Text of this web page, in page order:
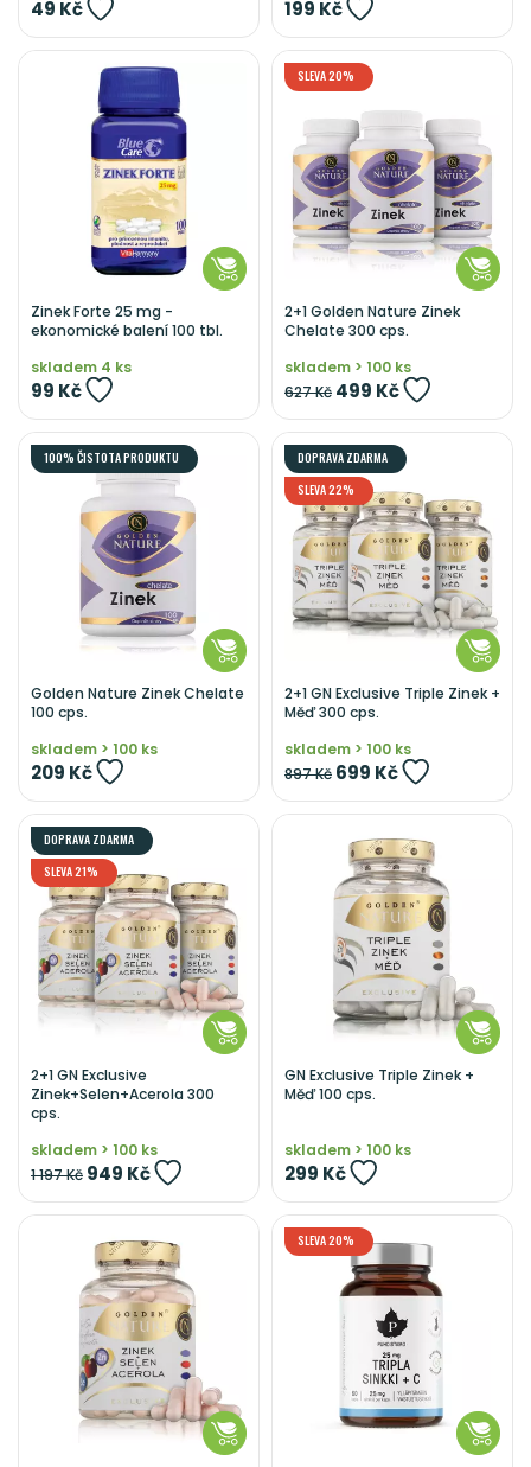
49 Kč 199 Kč
Zinek Forte 25 mg -
ekonomické balení 100 tbl.
skladem 4 ks
99 Kč
SLEVA 20%
2+1 Golden Nature Zinek
Chelate 300 cps.
skladem > 100 ks
627 Kč 499 Kč
100% ČISTOTA PRODUKTU
Golden Nature Zinek Chelate
100 cps.
skladem > 100 ks
209 Kč
DOPRAVA ZDARMA
SLEVA 22%
2+1 GN Exclusive Triple Zinek +
Měď 300 cps.
skladem > 100 ks
897 Kč 699 Kč
DOPRAVA ZDARMA
SLEVA 21%
2+1 GN Exclusive
Zinek+Selen+Acerola 300
cps.
skladem > 100 ks
1 197 Kč 949 Kč
GN Exclusive Triple Zinek +
Měď 100 cps.
skladem > 100 ks
299 Kč
SLEVA 20%